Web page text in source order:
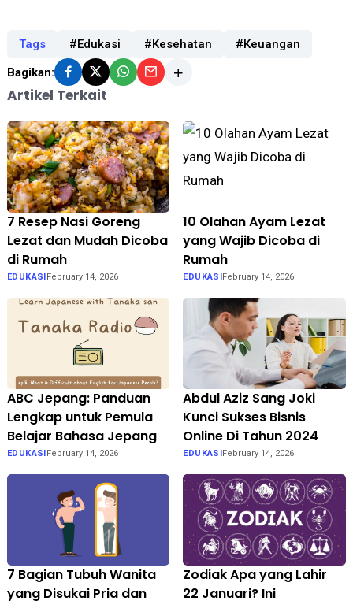
Tags #Edukasi #Kesehatan #Keuangan
Bagikan:
Artikel Terkait
7 Resep Nasi Goreng
Lezat dan Mudah Dicoba
di Rumah
EDUKASI February 14, 2026
10 Olahan Ayam Lezat
yang Wajib Dicoba di
Rumah
EDUKASI February 14, 2026
ABC Jepang: Panduan
Lengkap untuk Pemula
Belajar Bahasa Jepang
EDUKASI February 14, 2026
Abdul Aziz Sang Joki
Kunci Sukses Bisnis
Online Di Tahun 2024
EDUKASI February 14, 2026
7 Bagian Tubuh Wanita
yang Disukai Pria dan
Zodiak Apa yang Lahir
22 Januari? Ini